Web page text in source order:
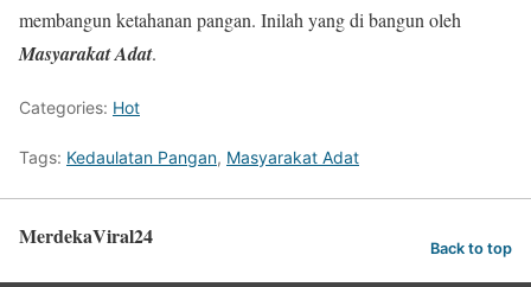
membangun ketahanan pangan. Inilah yang di bangun oleh
Masyarakat Adat.
Categories: Hot
Tags: Kedaulatan Pangan, Masyarakat Adat
MerdekaViral24 Back to top